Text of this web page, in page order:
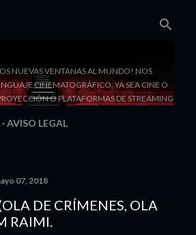
NUEVAS VENTANAS AL MUNDO! NOS
CINEMATOGRÁFICO, YA SEA CINE O
O PLATAFORMAS DE STREAMING
AVISO LEGAL
07, 2018
DE CRÍMENES, OLA
RAIMI.